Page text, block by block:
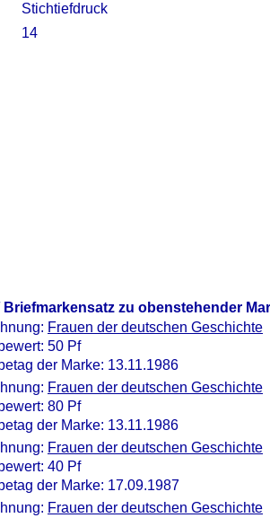
Stichtiefdruck
14
zu obenstehender
Frauen der deutschen Geschichte
50 Pf
der Marke: 13.11.1986
Frauen der deutschen Geschichte
80 Pf
der Marke: 13.11.1986
Frauen der deutschen Geschichte
40 Pf
der Marke: 17.09.1987
Frauen der deutschen Geschichte